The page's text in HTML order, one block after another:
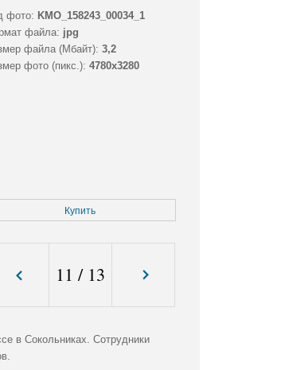
фото: KMO_158243_00034_1
файла: jpg
файла (Мбайт): 3,2
фото (пикс.): 4780x3280
Купить
11 / 13
в Сокольниках. Сотрудники